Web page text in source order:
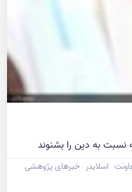
نسبت به دین را بشنوند
اسلایدر خبرهای پژوهشی